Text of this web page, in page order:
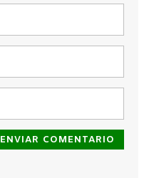
ENVIAR COMENTARIO